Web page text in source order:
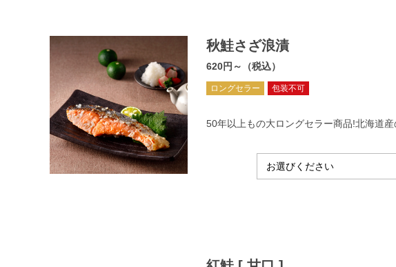
秋鮭さざ浪漬
620円～（税込）
ロングセラー 包装不可
50年以上もの大ロングセラー商品!北海道